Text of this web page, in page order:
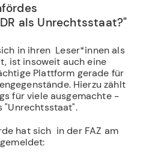
als Unrechtsstaat?"
in ihren Leser*innen als
ist insoweit auch eine
Plattform gerade für
Hierzu zählt
für viele ausgemachte -
"Unrechtsstaat".
hat sich in der FAZ am